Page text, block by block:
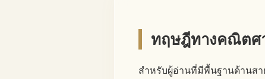
ทฤษฎีทางคณิตศ
สำหรับผู้อ่านที่มีพื้นฐานด้านส